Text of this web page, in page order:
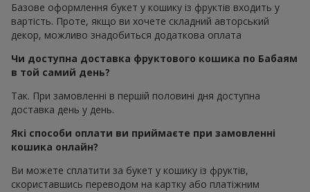
Базове оформлення букет у кошику із фруктів входить у
вартість. Проте, якщо ви хочете складний авторський
декор, можливо знадобиться додаткова оплата
Чи доступна доставка фруктового кошика по Бабаям
в той самий день?
Так. При замовленні в першій половині дня доступна
доставка день у день.
Які способи оплати ви приймаєте при замовленні
кошика онлайн?
Ви можете сплатити за букет у кошику із фруктів,
скориставшись переводом на картку або платіжним